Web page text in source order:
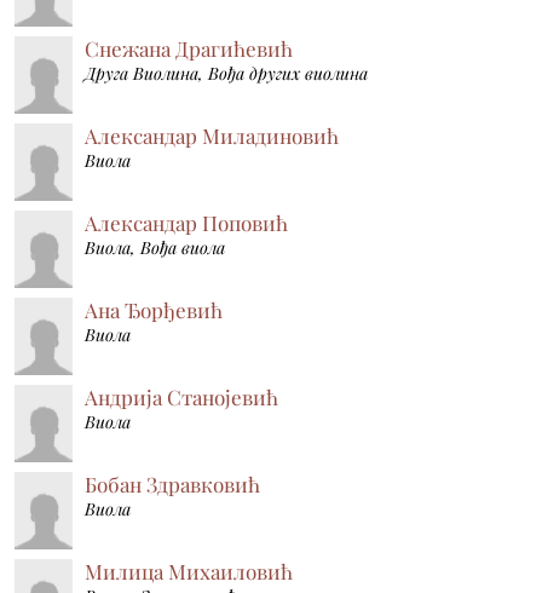
Снежана Драгићевић
Друга Виолина, Вођа других виолина
Александар Миладиновић
Виола
Александар Поповић
Виола, Вођа виола
Ана Ђорђевић
Виола
Андрија Станојевић
Виола
Бобан Здравковић
Виола
Милица Михаиловић